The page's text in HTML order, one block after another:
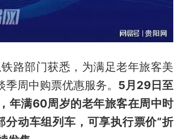
路部门获悉，为满足老年旅客美
周中购票优惠服务。 5月29日至
年满60周岁的老年旅客在周中时
动车组列车，可享执行票价“折